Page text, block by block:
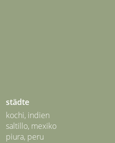
städte
kochi, indien
saltillo, mexiko
piura, peru